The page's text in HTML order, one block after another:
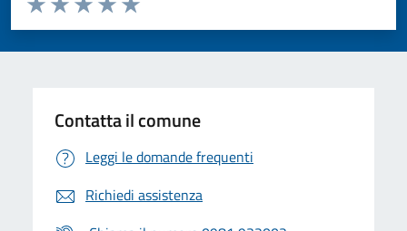
Valuta 5 stelle su 5
Valuta 4 stelle su 5
Valuta 3 stelle su 5
Valuta 2 stelle su 5
Valuta 1 stelle su 5
Contatta il comune
Leggi le domande frequenti
Richiedi assistenza